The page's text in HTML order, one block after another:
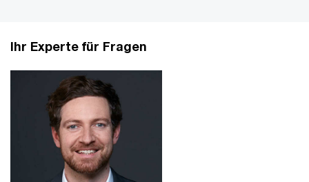
Ihr Experte für Fragen